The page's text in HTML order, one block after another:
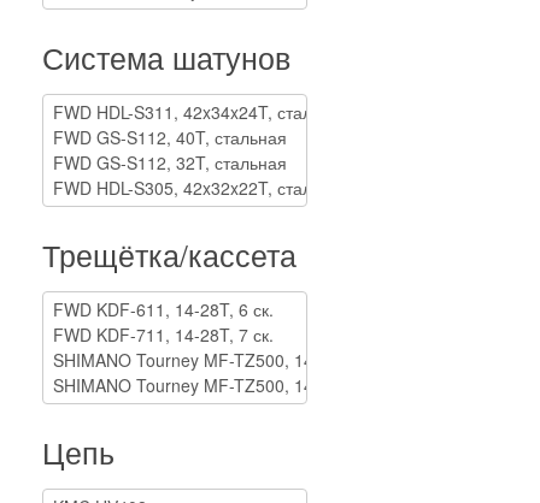
Система шатунов
Трещётка/кассета
Цепь